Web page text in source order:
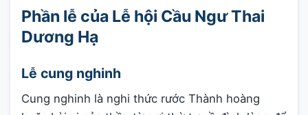
Phần lễ của Lễ hội Cầu Ngư Thai
Dương Hạ
Lễ cung nghinh
Cung nghinh là nghi thức rước Thành hoàng